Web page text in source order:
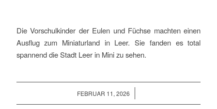
Die Vorschulkinder der Eulen und Füchse machten einen
Ausflug zum Miniaturland in Leer. Sie fanden es total
spannend die Stadt Leer in Mini zu sehen.
FEBRUAR 11, 2026
/